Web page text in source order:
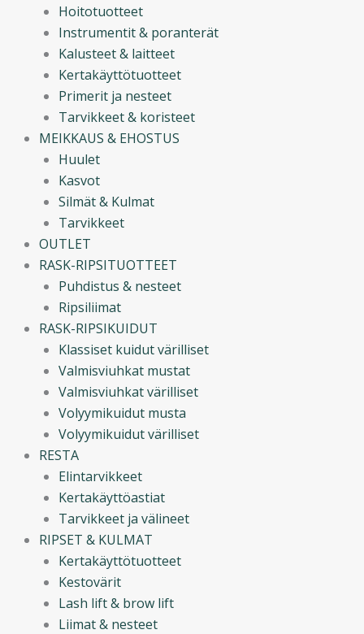
Hoitotuotteet
Instrumentit & poranterät
Kalusteet & laitteet
Kertakäyttötuotteet
Primerit ja nesteet
Tarvikkeet & koristeet
MEIKKAUS & EHOSTUS
Huulet
Kasvot
Silmät & Kulmat
Tarvikkeet
OUTLET
RASK-RIPSITUOTTEET
Puhdistus & nesteet
Ripsiliimat
RASK-RIPSIKUIDUT
Klassiset kuidut värilliset
Valmisviuhkat mustat
Valmisviuhkat värilliset
Volyymikuidut musta
Volyymikuidut värilliset
RESTA
Elintarvikkeet
Kertakäyttöastiat
Tarvikkeet ja välineet
RIPSET & KULMAT
Kertakäyttötuotteet
Kestovärit
Lash lift & brow lift
Liimat & nesteet